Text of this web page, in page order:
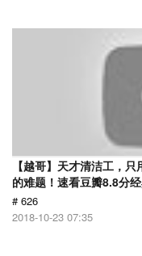
【越哥】天才清洁工，
的难题！速看豆瓣8.8分
# 626
2018-10-23 07:35